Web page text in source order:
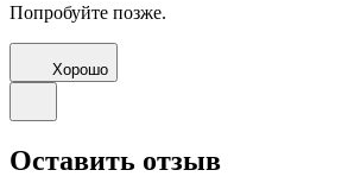
Попробуйте позже.
Хорошо
Оставить отзыв